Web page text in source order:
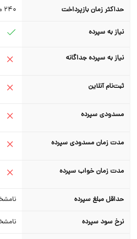
حداکثر زمان بازپرداخت ماه
نیاز به سپرده
نیاز به سپرده جداگانه
ثبت‌نام آنلاین
مسدودی سپرده
مدت زمان مسدودی سپرده
مدت زمان خواب سپرده
حداقل مبلغ سپرده نامشخص
نرخ سود سپرده نامشخص